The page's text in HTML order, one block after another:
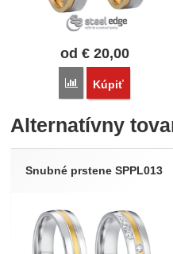
od €20,00
Porovnať
Kúpiť
Alternatívny
Snubné prstene SPPL013